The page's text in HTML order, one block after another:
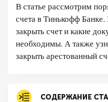
В статье рассмотрим
счета в Тинькофф
закрыть счет и какие
необходимы. А также
закрыть арестованный
СОДЕРЖАНИЕ